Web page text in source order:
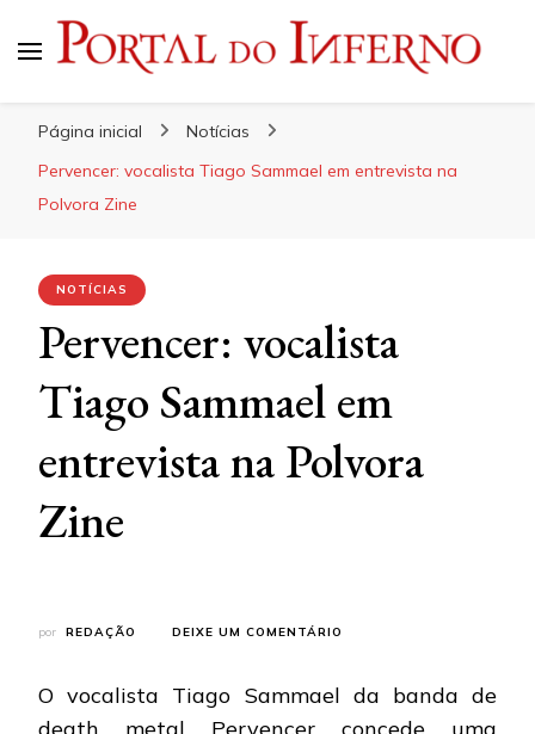
Página inicial
Notícias
Pervencer: vocalista Tiago Sammael em entrevista na
Polvora Zine
NOTÍCIAS
Pervencer: vocalista
Tiago Sammael em
entrevista na Polvora
Zine
por REDAÇÃO DEIXE UM COMENTÁRIO
TIAGO
O vocalista Tiago Sammael da banda de
death metal Pervencer concede uma